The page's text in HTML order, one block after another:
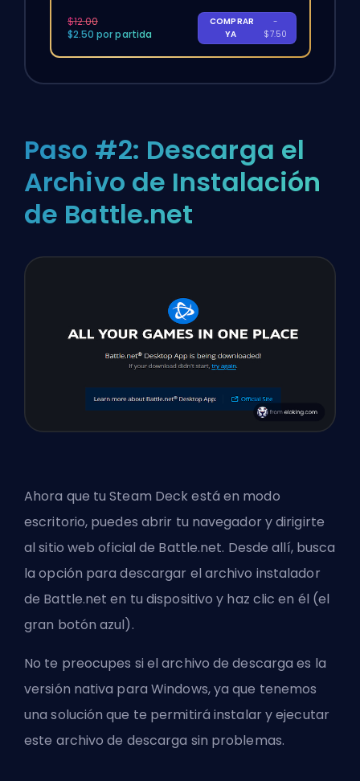
$12.00
$2.50 por partida
COMPRAR
YA
-
$7.50
Paso #2: Descarga el
Archivo de Instalación
de Battle.net
Ahora que tu Steam Deck está en modo
escritorio, puedes abrir tu navegador y dirigirte
al sitio web oficial de Battle.net. Desde allí, busca
la opción para descargar el archivo instalador
de Battle.net en tu dispositivo y haz clic en él (el
gran botón azul).
No te preocupes si el archivo de descarga es la
versión nativa para Windows, ya que tenemos
una solución que te permitirá instalar y ejecutar
este archivo de descarga sin problemas.